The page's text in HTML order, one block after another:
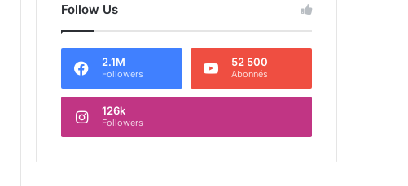
Follow Us
2.1M
Followers
52 500
Abonnés
126k
Followers